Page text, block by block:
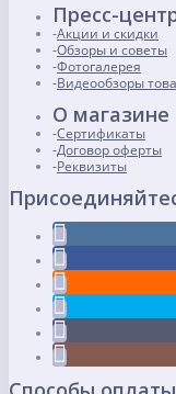
Пресс-
Акции и скидки
Обзоры и советы
Фотогалерея
Видеообзоры
О магазине
Сертификаты
Договор оферты
Реквизиты